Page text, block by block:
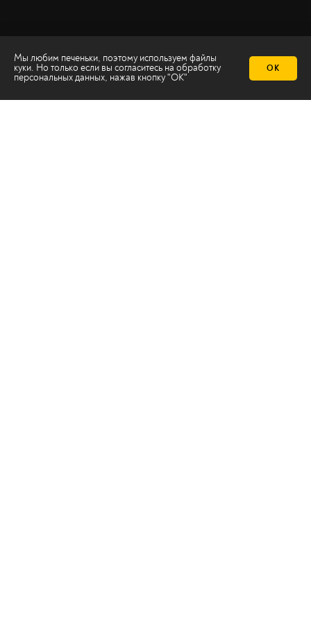
Мы любим печеньки, поэтому используем файлы
куки. Но только если вы согласитесь на обработку
персональных данных, нажав кнопку "ОК"
ОК